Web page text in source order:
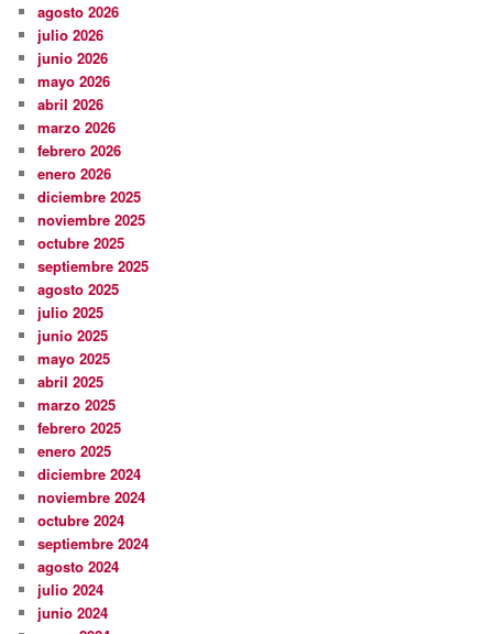
agosto 2026
julio 2026
junio 2026
mayo 2026
abril 2026
marzo 2026
febrero 2026
enero 2026
diciembre 2025
noviembre 2025
octubre 2025
septiembre 2025
agosto 2025
julio 2025
junio 2025
mayo 2025
abril 2025
marzo 2025
febrero 2025
enero 2025
diciembre 2024
noviembre 2024
octubre 2024
septiembre 2024
agosto 2024
julio 2024
junio 2024